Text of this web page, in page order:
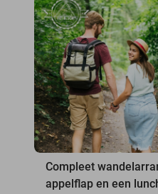
Compleet
appelflap en een